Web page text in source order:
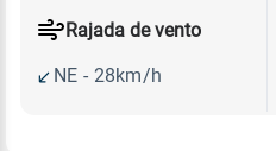
Rajada de vento
NE - 28km/h